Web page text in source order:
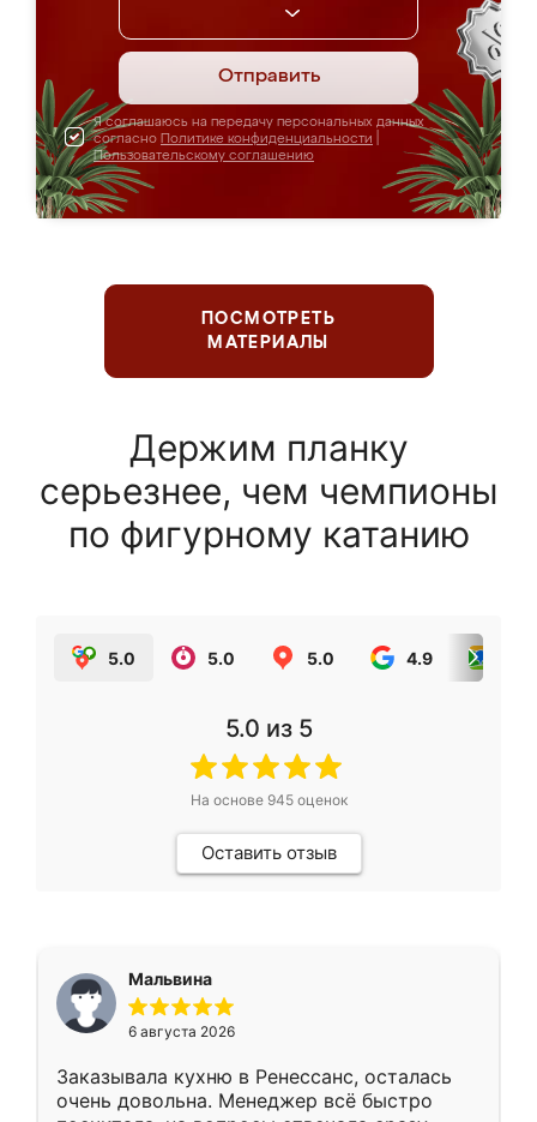
Отправить
Я соглашаюсь на передачу персональных данных
согласно Политике конфиденциальности
Пользовательскому соглашению
ПОСМОТРЕТЬ
МАТЕРИАЛЫ
Держим планку
серьезнее, чем чемпионы
по фигурному катанию
5.0 5.0 5.0 4.9
5.0 из 5
На основе 945оценок
Оставить отзыв
Мальвина
6 августа 2026
Заказывала кухню в Ренессанс, осталась
очень довольна. Менеджер всё быстро